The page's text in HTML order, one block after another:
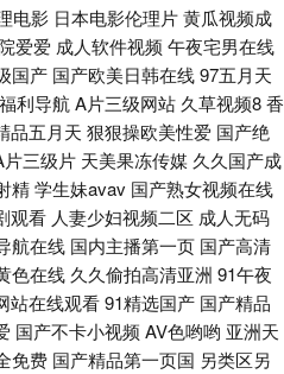
导航 日韩第3页 91色女 黄色视频日皮
抖阴快播在线 狠狠干香蕉 91香蕉嫩草
站 久久理伦 亚州综合网 豆花看片 久
五月天大香蕉 欧美成人资源 五月婷婷
视频首页入口 精品国产日产欧美 五月
电影网站 91刺激小视频 福利剧场av
电影 日本电影伦理片黄瓜视频成
爱爱 成人软件视频 午夜宅男在线
国产 国产欧美日韩在线97五月天
福利导航 A片三级网站 久草视频8香
品五月天 狠狠操欧美性爱 国产绝
三级片 天美果冻传媒 久久国产成
精学生妹avav 国产熟女视频在线
观看 人妻少妇视频二区 成人无码
航在线 国内主播第一页 国产高清
色在线 久久偷拍高清亚洲 91午夜
站在线观看91精选国产 国产精品
国产不卡小视频 AV色哟哟 亚洲天
免费 国产精品第一页国 另类区另